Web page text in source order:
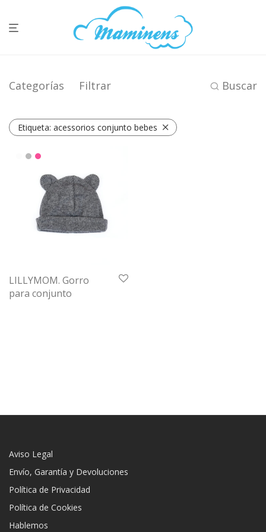
Categorías Filtrar Buscar
Etiqueta: acessorios conjunto bebes
LILLYMOM. Gorro
para conjunto
Aviso Legal
Envío, Garantía y Devoluciones
Política de Privacidad
Política de Cookies
Hablemos